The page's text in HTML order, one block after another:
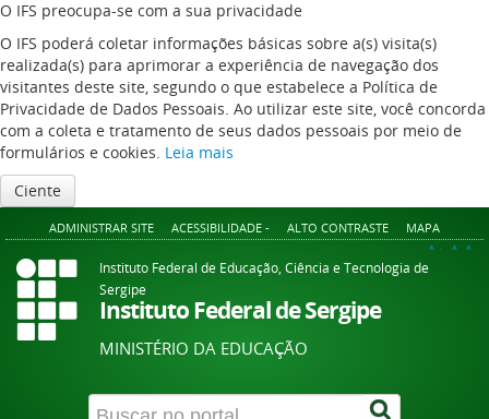
O IFS preocupa-se com a sua privacidade
O IFS poderá coletar informações básicas sobre a(s) visita(s)
realizada(s) para aprimorar a experiência de navegação dos
visitantes deste site, segundo o que estabelece a Política de
Privacidade de Dados Pessoais. Ao utilizar este site, você concorda
com a coleta e tratamento de seus dados pessoais por meio de
formulários e cookies. Leia mais
Ciente
ADMINISTRAR SITE ACESSIBILIDADE - ALTO CONTRASTE MAPA
A+ A A-
Instituto Federal de Educação, Ciência e Tecnologia de
Sergipe
Instituto Federal de Sergipe
MINISTÉRIO DA EDUCAÇÃO